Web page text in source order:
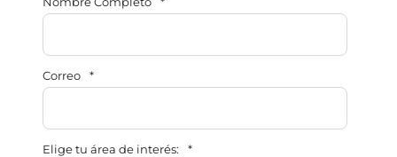
Correo *
Elige tu área de interés: *